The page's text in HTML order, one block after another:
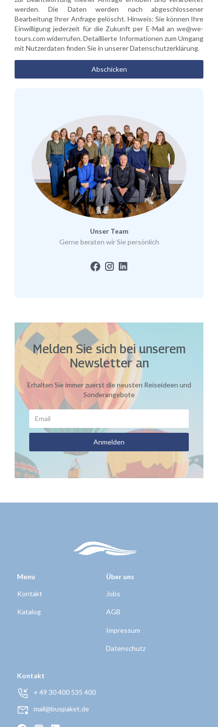
werden. Die Daten werden nach abgeschlossener
Bearbeitung Ihrer Anfrage gelöscht. Hinweis: Sie können Ihre
Einwilligung jederzeit für die Zukunft per E-Mail an we@we-
tours.com widerrufen. Detaillierte Informationen zum Umgang
mit Nutzerdaten finden Sie in unserer Datenschutzerklärung.
Unser Team
Gerne beraten wir Sie persönlich
Melden Sie sich bei unserem
Newsletter an
Erhalten Sie immer zuerst die neusten Reiseideen und
Sonderangebote
Menu
Kontakt
Katalog
Über uns
Jobs
AGB
Impressum
Datenschutz
Kontakt
+ 49 30 400 535 400
mail@buspaket.de